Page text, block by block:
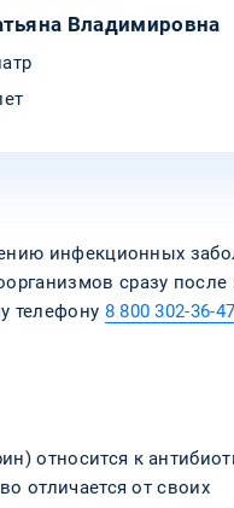
Владимировна
инфекционных
сразу
телефону 8 800 302-36-47
относится к
отличается от своих